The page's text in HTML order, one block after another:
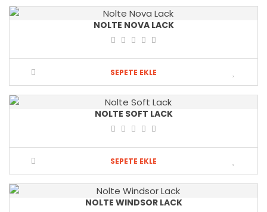
SEPETE EKLE
NOLTE NOVA LACK
SEPETE EKLE
NOLTE SOFT LACK
SEPETE EKLE
NOLTE WINDSOR LACK